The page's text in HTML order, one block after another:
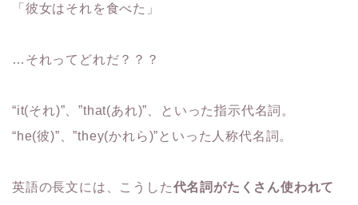
「彼女はそれを食べた」
…それってどれだ？？？
“it(それ)”、”that(あれ)”、といった指示代名詞。
“he(彼)”、”they(かれら)”といった人称代名詞。
英語の長文には、こうした代名詞がたくさん使われて